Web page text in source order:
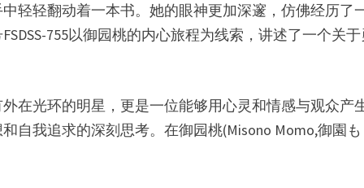
轻轻翻动着一本书。她的眼神更加深邃，仿佛经历
755以御园桃的内心旅程为线索，讲述了一个关
在光环的明星，更是一位能够用心灵和情感与观众产
自我追求的深刻思考。在御园桃(Misono Momo,御園